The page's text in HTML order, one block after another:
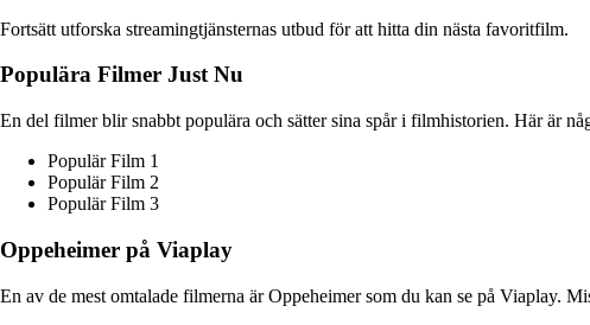
Fortsätt utforska streamingtjänsternas utbud för att hitta din nästa favoritfilm.
Populära Filmer Just Nu
En del filmer blir snabbt populära och sätter sina spår i filmhistorien. Här är
Populär Film 1
Populär Film 2
Populär Film 3
Oppeheimer på Viaplay
En av de mest omtalade filmerna är Oppeheimer som du kan se på Viaplay.